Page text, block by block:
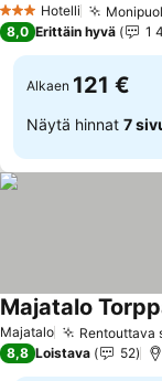
3 Tähtiluokitus
Hotelli
8,0 Erittäin hyvä 1
Alkaen 121 €
Näytä hinnat 7
Majatalo Rentouttava
Majatalo
8,8 Loistava 52